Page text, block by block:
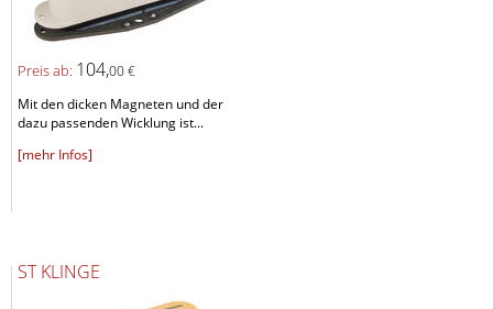
Preis ab: 104,00 €
Mit den dicken Magneten und der
dazu passenden Wicklung ist...
[mehr Infos]
ST KLINGE